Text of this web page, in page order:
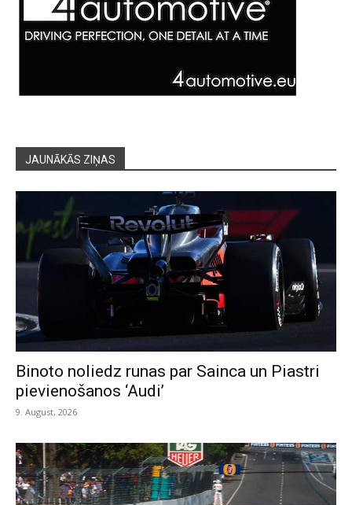
JAUNĀKĀS ZIŅAS
Binoto noliedz runas par Sainca un Piastri
pievienošanos ‘Audi’
9. August, 2026